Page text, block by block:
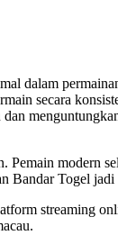
dalam
secara
Pemain modern
Bandar Togel
streaming